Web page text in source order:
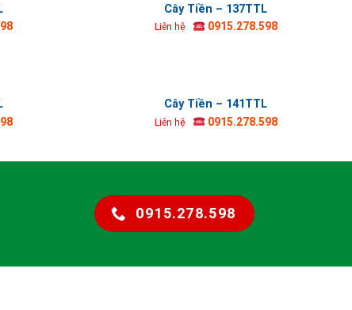
Cây Tiền – 137TTL
Liên hệ 0915.278.598
Cây Tiền – 141TTL
Liên hệ 0915.278.598
0915.278.598